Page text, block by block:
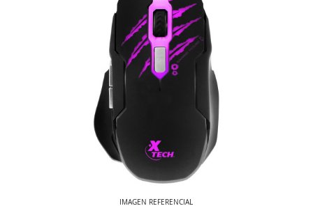
IMAGEN REFERENCIAL